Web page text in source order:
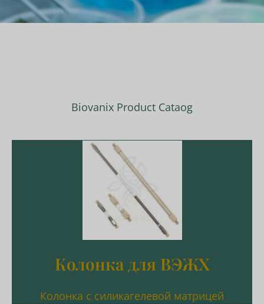
Biovanix Product Cataog
Колонка для ВЭЖХ
Колонка с силикагелевой матрицей
Колонка для ВЭЖХ
C18/C8/SiO2/NH2/CN/Фенил/Диол SEC/
Сахар/HILIC/ДНК/INX Белок А/
Хиральная колонка
Подробнее